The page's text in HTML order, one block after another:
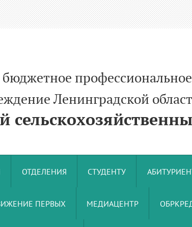
бюджетное
ОТДЕЛЕНИЯ СТУДЕНТУ
ПЕРВЫХ МЕДИАЦЕНТР